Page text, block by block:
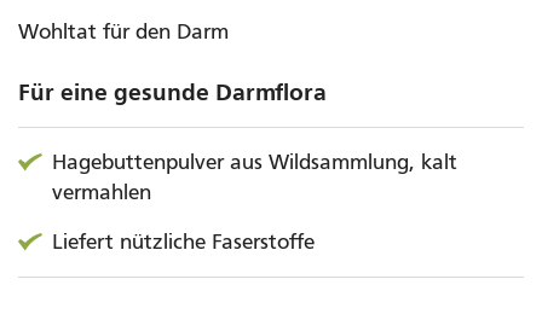
Wohltat für den Darm
Für eine gesunde Darmflora
Hagebuttenpulver aus Wildsammlung, kalt
vermahlen
Liefert nützliche Faserstoffe